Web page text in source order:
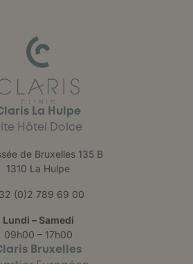
La Hulpe
Hôtel Dolce
de Bruxelles 135 B
1310 La Hulpe
(0)2 789 69 00
Lundi – Samedi
09h00 – 17h00
Bruxelles